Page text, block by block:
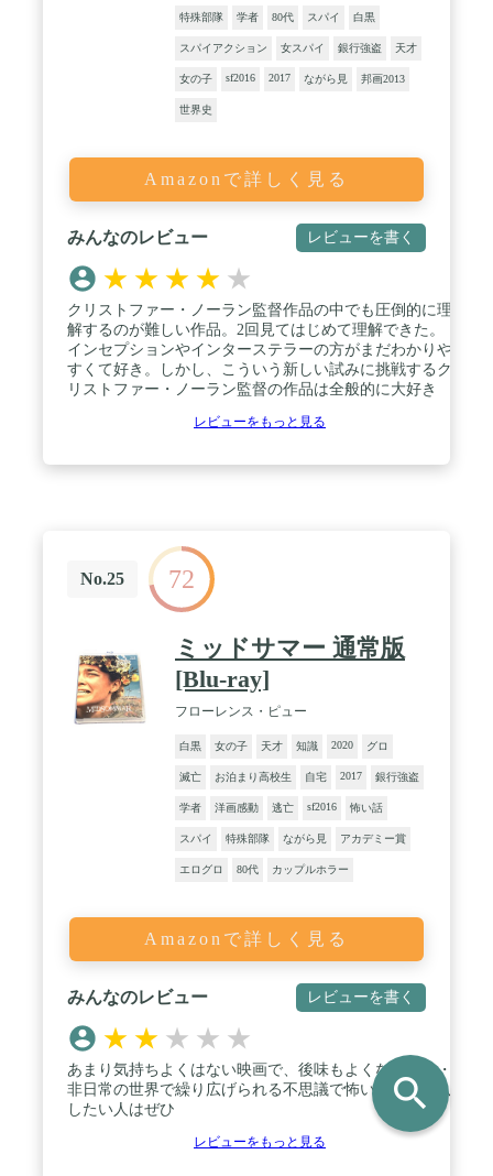
特殊部隊 学者 80代 スパイ 白黒
スパイアクション 女スパイ 銀行強盗 天才
女の子 sf2016 2017 ながら見 邦画2013
世界史
Amazonで詳しく見る
みんなのレビュー レビューを書く
★ ★ ★ ★ ★
クリストファー・ノーラン監督作品の中でも圧倒的に理
解するのが難しい作品。2回見てはじめて理解できた。
インセプションやインターステラーの方がまだわかりや
すくて好き。しかし、こういう新しい試みに挑戦するク
リストファー・ノーラン監督の作品は全般的に大好き
レビューをもっと見る
No.25 72
ミッドサマー 通常版
[Blu-ray]
フローレンス・ピュー
白黒 女の子 天才 知識 2020 グロ
滅亡 お泊まり高校生 自宅 2017 銀行強盗
学者 洋画感動 逃亡 sf2016 怖い話
スパイ 特殊部隊 ながら見 アカデミー賞
エログロ 80代 カップルホラー
Amazonで詳しく見る
みんなのレビュー レビューを書く
★ ★ ★ ★ ★
あまり気持ちよくはない映画で、後味もよくない・・・
非日常の世界で繰り広げられる不思議で怖い習慣に没入
したい人はぜひ
レビューをもっと見る
search